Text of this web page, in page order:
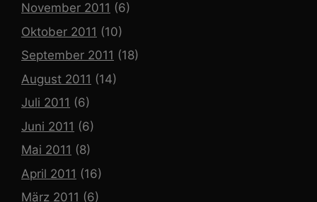
November 2011 (6)
Oktober 2011 (10)
September 2011 (18)
August 2011 (14)
Juli 2011 (6)
Juni 2011 (6)
Mai 2011 (8)
April 2011 (16)
März 2011 (6)